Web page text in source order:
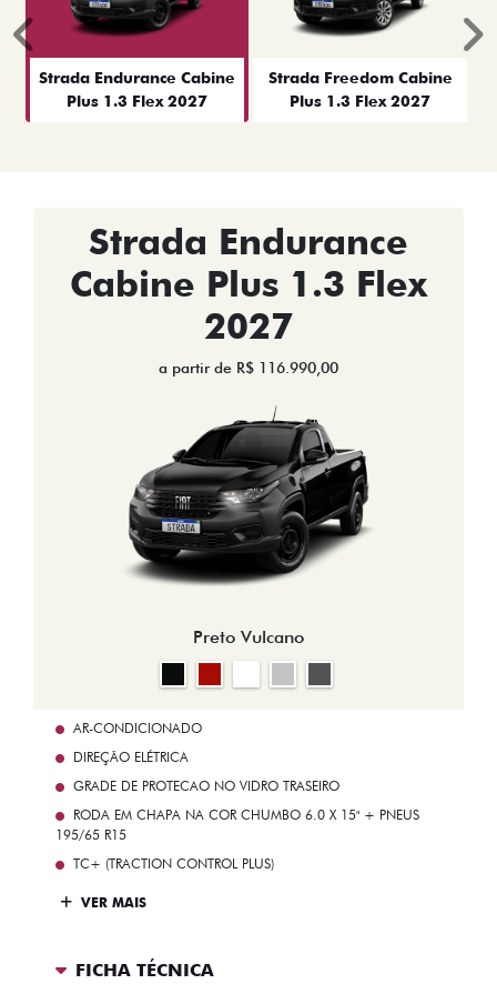
Strada Endurance Cabine
Plus 1.3 Flex 2027
Strada Freedom Cabine
Plus 1.3 Flex 2027
Anterior
Strada Endurance
Cabine Plus 1.3 Flex
2027
a partir de R$ 116.990,00
Preto Vulcano
AR-CONDICIONADO
DIREÇÃO ELÉTRICA
GRADE DE PROTECAO NO VIDRO TRASEIRO
RODA EM CHAPA NA COR CHUMBO 6.0 X 15" + PNEUS
195/65 R15
TC+ (TRACTION CONTROL PLUS)
VER MAIS
FICHA TÉCNICA